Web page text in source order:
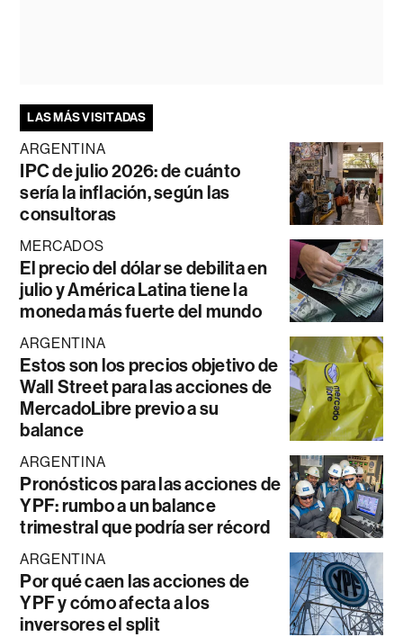
LAS MÁS VISITADAS
ARGENTINA
IPC de julio 2026: de cuánto
sería la inflación, según las
consultoras
MERCADOS
El precio del dólar se debilita en
julio y América Latina tiene la
moneda más fuerte del mundo
ARGENTINA
Estos son los precios objetivo de
Wall Street para las acciones de
MercadoLibre previo a su
balance
ARGENTINA
Pronósticos para las acciones de
YPF: rumbo a un balance
trimestral que podría ser récord
ARGENTINA
Por qué caen las acciones de
YPF y cómo afecta a los
inversores el split